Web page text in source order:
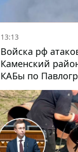
13:13
Войска рф
Каменский
КАБы по
пострадал
поднимается